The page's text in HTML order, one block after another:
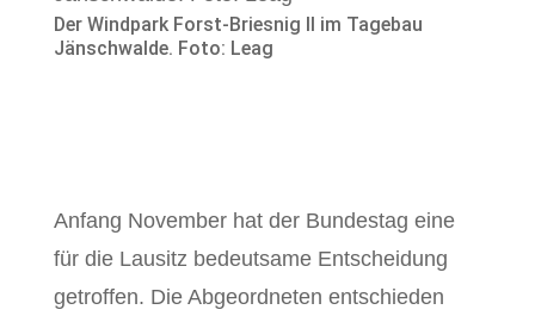
Der Windpark Forst-Briesnig II im Tagebau
Jänschwalde. Foto: Leag
Anfang November hat der Bundestag eine
für die Lausitz bedeutsame Entscheidung
getroffen. Die Abgeordneten entschieden